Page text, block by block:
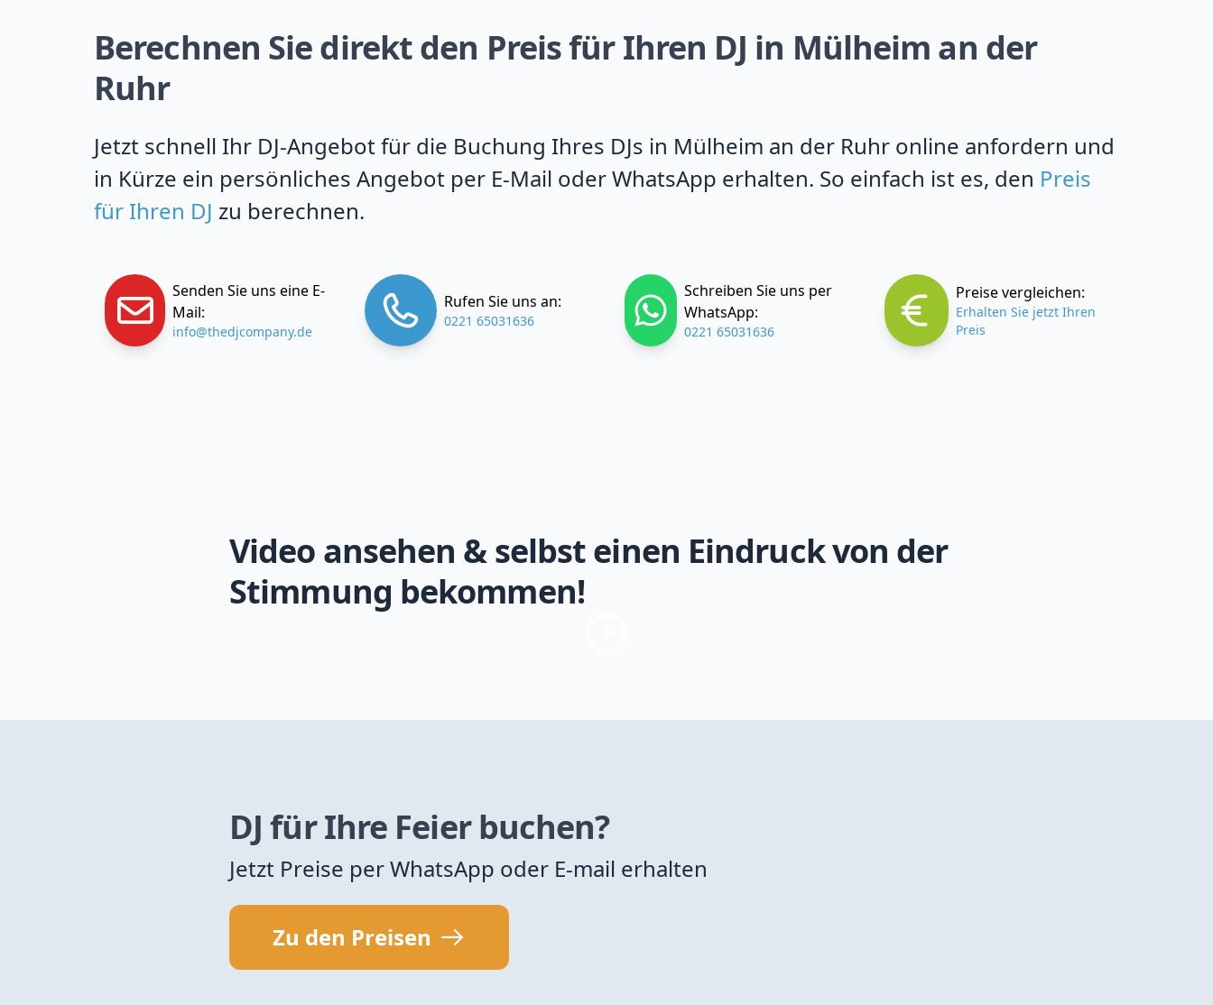
Berechnen Sie direkt den Preis für Ihren DJ in Mülheim an der
Ruhr
Jetzt schnell Ihr DJ-Angebot für die Buchung Ihres DJs in Mülheim an der Ruhr online anfordern und
in Kürze ein persönliches Angebot per E-Mail oder WhatsApp erhalten. So einfach ist es, den Preis
für Ihren DJ zu berechnen.
Senden Sie uns eine E-
Mail:
info@thedjcompany.de
Rufen Sie uns an:
0221 65031636
Schreiben Sie uns per
WhatsApp:
0221 65031636
Preise vergleichen:
Erhalten Sie jetzt Ihren
Preis
Video ansehen & selbst einen Eindruck von der
Stimmung bekommen!
DJ für Ihre Feier buchen?
Jetzt Preise per WhatsApp oder E-mail erhalten
Zu den Preisen